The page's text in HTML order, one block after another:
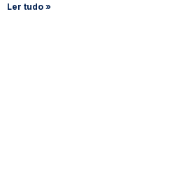
Ler tudo »